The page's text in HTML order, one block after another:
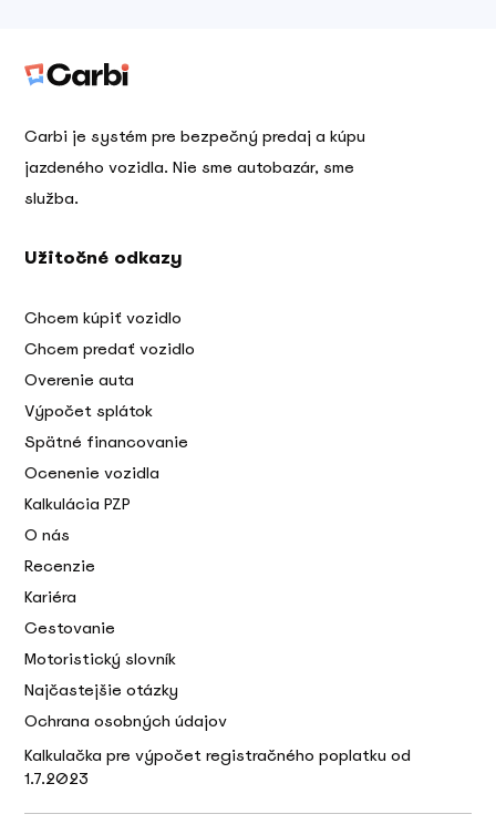
Carbi je systém pre bezpečný predaj a kúpu
jazdeného vozidla. Nie sme autobazár, sme
služba.
Užitočné odkazy
Chcem kúpiť vozidlo
Chcem predať vozidlo
Overenie auta
Výpočet splátok
Spätné financovanie
Ocenenie vozidla
Kalkulácia PZP
O nás
Recenzie
Kariéra
Cestovanie
Motoristický slovník
Najčastejšie otázky
Ochrana osobných údajov
Kalkulačka pre výpočet registračného poplatku od
1.7.2023